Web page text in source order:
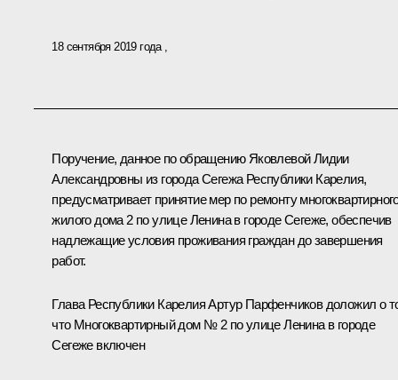
18 сентября 2019 года
Поручение, данное по обращению Яковлевой Лидии
Александровны из города Сегежа Республики Карелия,
предусматривает принятие мер по ремонту
жилого дома 2 по улице Ленина в городе Сегеже, обеспечив
надлежащие условия проживания граждан до завершения
работ.
Глава Республики Карелия Артур Парфенчиков доложил о
что Многоквартирный дом № 2 по улице Ленина в городе
Сегеже включен